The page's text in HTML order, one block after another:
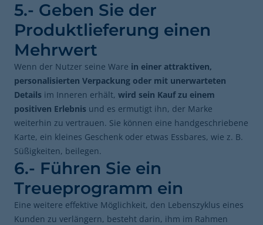
5.- Geben Sie der
Produktlieferung einen
Mehrwert
Wenn der Nutzer seine Ware in einer attraktiven,
personalisierten Verpackung oder mit unerwarteten
Details im Inneren erhält, wird sein Kauf zu einem
positiven Erlebnis und es ermutigt ihn, der Marke
weiterhin zu vertrauen. Sie können eine handgeschriebene
Karte, ein kleines Geschenk oder etwas Essbares, wie z. B.
Süßigkeiten, beilegen.
6.- Führen Sie ein
Treueprogramm ein
Eine weitere effektive Möglichkeit, den Lebenszyklus eines
Kunden zu verlängern, besteht darin, ihm im Rahmen